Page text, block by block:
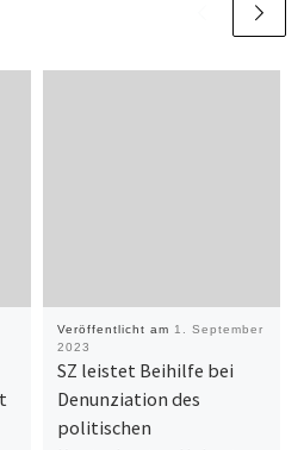
Veröffentlicht am 1. September
2023
SZ leistet Beihilfe bei
Denunziation des
politischen